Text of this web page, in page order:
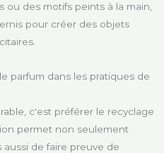
des motifs peints à la main,
pour créer des objets
parfum dans les pratiques de
c'est préférer le recyclage
permet non seulement
de faire preuve de